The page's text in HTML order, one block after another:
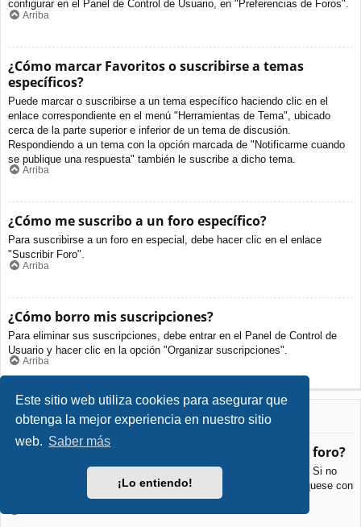
Este sitio web utiliza cookies para asegurar que
obtenga la mejor experiencia en nuestro sitio
web. Saber más
¡Lo entiendo!
configurar en el Panel de Control de Usuario, en "Preferencias de Foros".
Arriba
¿Cómo marcar Favoritos o suscribirse a temas
específicos?
Puede marcar o suscribirse a un tema específico haciendo clic en el
enlace correspondiente en el menú "Herramientas de Tema", ubicado
cerca de la parte superior e inferior de un tema de discusión.
Respondiendo a un tema con la opción marcada de "Notificarme cuando
se publique una respuesta" también le suscribe a dicho tema.
Arriba
¿Cómo me suscribo a un foro específico?
Para suscribirse a un foro en especial, debe hacer clic en el enlace
"Suscribir Foro".
Arriba
¿Cómo borro mis suscripciones?
Para eliminar sus suscripciones, debe entrar en el Panel de Control de
Usuario y hacer clic en la opción "Organizar suscripciones".
Arriba
Archivos Adjuntos
¿Qué archivos adjuntos son permitidos en este foro?
Cada foro puede permitir o no ciertos tipos de archivos adjuntos. Si no
está seguro de que tipos de archivos se pueden cargar, comuníquese con
La Administración para obtener más información.